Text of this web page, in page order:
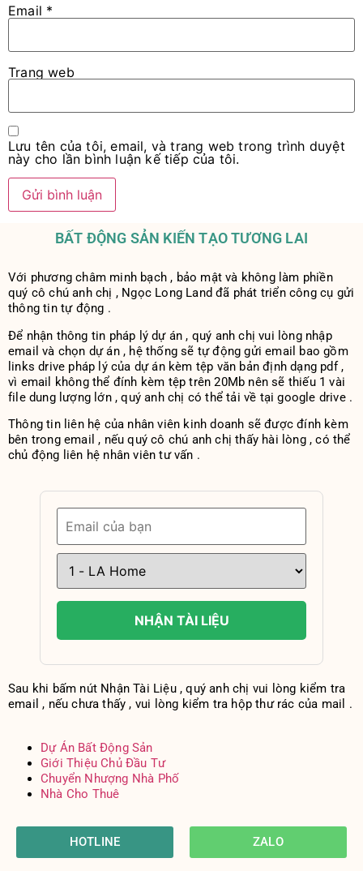
Email *
Trang web
Lưu tên của tôi, email, và trang web trong trình duyệt
này cho lần bình luận kế tiếp của tôi.
BẤT ĐỘNG SẢN KIẾN TẠO TƯƠNG LAI
Với phương châm minh bạch , bảo mật và không làm phiền
quý cô chú anh chị , Ngọc Long Land đã phát triển công cụ gửi
thông tin tự động .
Để nhận thông tin pháp lý dự án , quý anh chị vui lòng nhập
email và chọn dự án , hệ thống sẽ tự động gửi email bao gồm
links drive pháp lý của dự án kèm tệp văn bản định dạng pdf ,
vì email không thể đính kèm tệp trên 20Mb nên sẽ thiếu 1 vài
file dung lượng lớn , quý anh chị có thể tải về tại google drive .
Thông tin liên hệ của nhân viên kinh doanh sẽ được đính kèm
bên trong email , nếu quý cô chú anh chị thấy hài lòng , có thể
chủ động liên hệ nhân viên tư vấn .
NHẬN TÀI LIỆU
Sau khi bấm nút Nhận Tài Liệu , quý anh chị vui lòng kiểm tra
email , nếu chưa thấy , vui lòng kiểm tra hộp thư rác của mail .
Dự Án Bất Động Sản
Giới Thiệu Chủ Đầu Tư
Chuyển Nhượng Nhà Phố
Nhà Cho Thuê
HOTLINE ZALO